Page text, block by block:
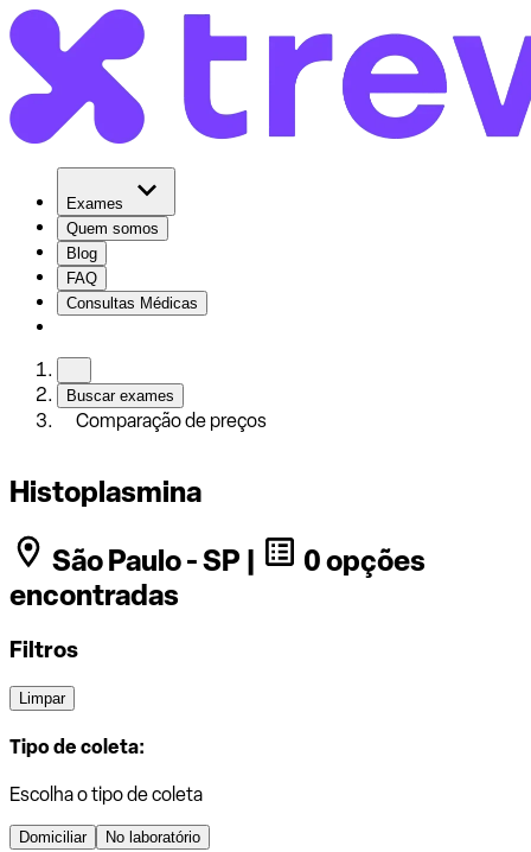
Exames
Quem somos
Blog
FAQ
Consultas Médicas
Buscar exames
Comparação de preços
Histoplasmina
São Paulo - SP |
0 opções
encontradas
Filtros
Limpar
Tipo de coleta:
Escolha o tipo de coleta
Domiciliar No laboratório